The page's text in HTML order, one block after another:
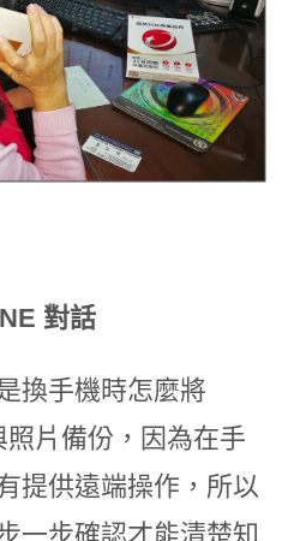
對話
換手機時怎麼將
片備份，因為在手
提供遠端操作，所以
一步確認才能清楚知